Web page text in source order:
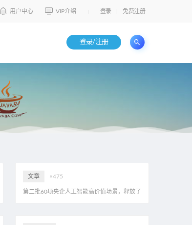
用户中心 VIP介绍 登录 免费注册
登录/注册
文章 ×475
第二批60项央企人工智能高价值场景，释放了